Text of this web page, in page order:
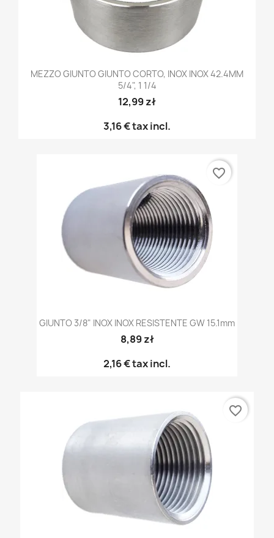
MEZZO GIUNTO GIUNTO CORTO, INOX INOX 42.4MM
5/4", 1 1/4
12,99 zł
3,16 €tax incl.
GIUNTO 3/8" INOX INOX RESISTENTE GW 15.1mm
8,89 zł
2,16 €tax incl.
favorite_border
favorite_border